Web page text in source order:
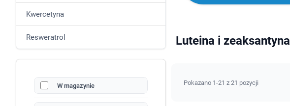
Kwercetyna
Resweratrol
W magazynie
Luteina i zeaksantyna
Pokazano 1-21 z 21 pozycji